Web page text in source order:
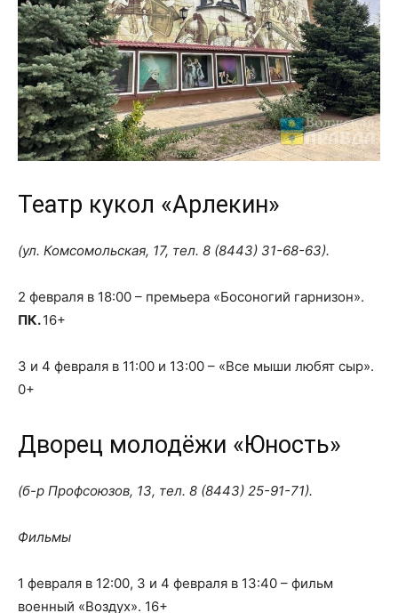
Театр кукол «Арлекин»
(ул. Комсомольская, 17, тел. 8 (8443) 31-68-63).
2 февраля в 18:00 – премьера «Босоногий гарнизон».
ПК.16+
3 и 4 февраля в 11:00 и 13:00 – «Все мыши любят сыр».
0+
Дворец молодёжи «Юность»
(б-р Профсоюзов, 13, тел. 8 (8443) 25-91-71).
Фильмы
1 февраля в 12:00, 3 и 4 февраля в 13:40 – фильм
военный «Воздух». 16+